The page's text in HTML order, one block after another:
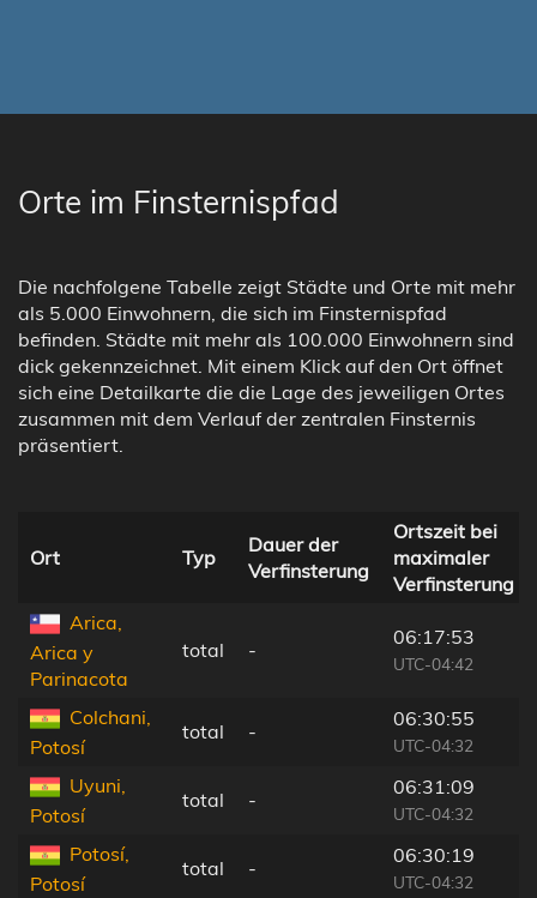
Orte im Finsternispfad
Die nachfolgene Tabelle zeigt Städte und Orte mit mehr
als 5.000 Einwohnern, die sich im Finsternispfad
befinden. Städte mit mehr als 100.000 Einwohnern sind
dick gekennzeichnet. Mit einem Klick auf den Ort öffnet
sich eine Detailkarte die die Lage des jeweiligen Ortes
zusammen mit dem Verlauf der zentralen Finsternis
präsentiert.
Ort Typ
Dauer der
Verfinsterung
Ortszeit bei
maximaler
Verfinsterung
Arica,
Arica y
Parinacota
total -
06:17:53
UTC-04:42
Colchani,
Potosí
total -
06:30:55
UTC-04:32
Uyuni,
Potosí
total -
06:31:09
UTC-04:32
Potosí,
Potosí
total -
06:30:19
UTC-04:32